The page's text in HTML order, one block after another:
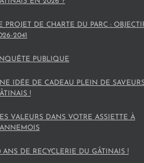
PROJET DE CHARTE DU PARC :
2041
PUBLIQUE
IDÉE DE CADEAU PLEIN DE
!
VALEURS DANS VOTRE ASSIETTE À
ANS DE RECYCLERIE DU GÂTINAIS !